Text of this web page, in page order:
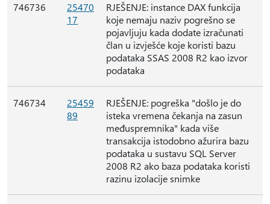
746736
25470
17
RJEŠENJE: instance DAX funkcija
koje nemaju naziv pogrešno se
pojavljuju kada dodate izračunati
član u izvješće koje koristi bazu
podataka SSAS 2008 R2 kao izvor
podataka
746734
25459
89
RJEŠENJE: pogreška "došlo je do
isteka vremena čekanja na zasun
međuspremnika" kada više
transakcija istodobno ažurira bazu
podataka u sustavu SQL Server
2008 R2 ako baza podataka koristi
razinu izolacije snimke